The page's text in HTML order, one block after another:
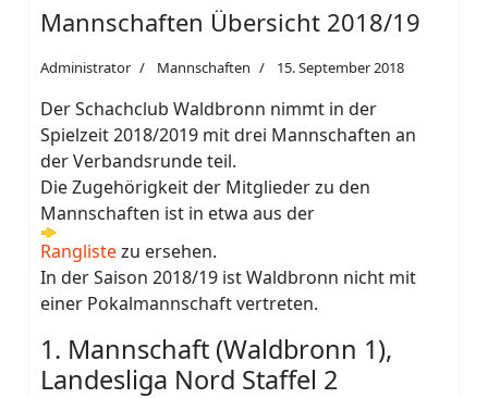
Mannschaften Übersicht 2018/19
Administrator Mannschaften 15. September 2018
Der Schachclub Waldbronn nimmt in der
Spielzeit 2018/2019 mit drei Mannschaften an
der Verbandsrunde teil.
Die Zugehörigkeit der Mitglieder zu den
Mannschaften ist in etwa aus der
Ranglistezu ersehen.
In der Saison 2018/19 ist Waldbronn nicht mit
einer Pokalmannschaft vertreten.
1. Mannschaft (Waldbronn 1),
Landesliga Nord Staffel 2